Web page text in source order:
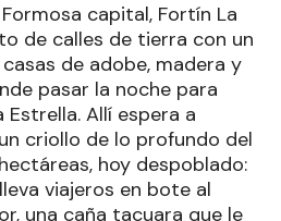
capital, Fortín La
de calles de tierra con un
de adobe, madera y
pasar la noche para
Estrella. Allí espera a
criollo de lo profundo del
hoy despoblado:
viajeros en bote al
una caña tacuara que le